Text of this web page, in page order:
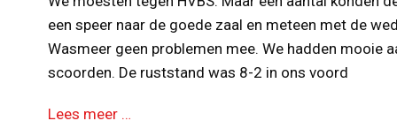
een speer naar de goede zaal en meteen met de
Wasmeer geen problemen mee. We hadden mooie
scoorden. De ruststand was 8-2 in ons voord
Lees meer …